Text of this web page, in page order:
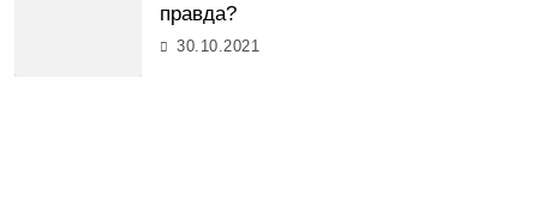
правда?
30.10.2021